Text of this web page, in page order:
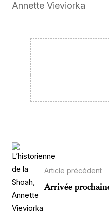
Annette Vieviorka
Article précédent
Arrivée